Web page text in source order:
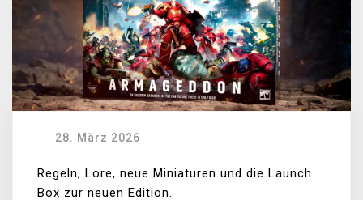
28. März 2026
Regeln, Lore, neue Miniaturen und die Launch
Box zur neuen Edition.